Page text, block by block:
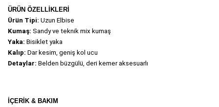
ÜRÜN ÖZELLİKLERİ
Ürün Tipi: Uzun Elbise
Kumaş: Sandy ve teknik mix kumaş
Yaka: Bisiklet yaka
Kalıp: Dar kesim, geniş kol ucu
Detaylar: Belden büzgülü, deri kemer aksesuarlı
İÇERİK & BAKIM